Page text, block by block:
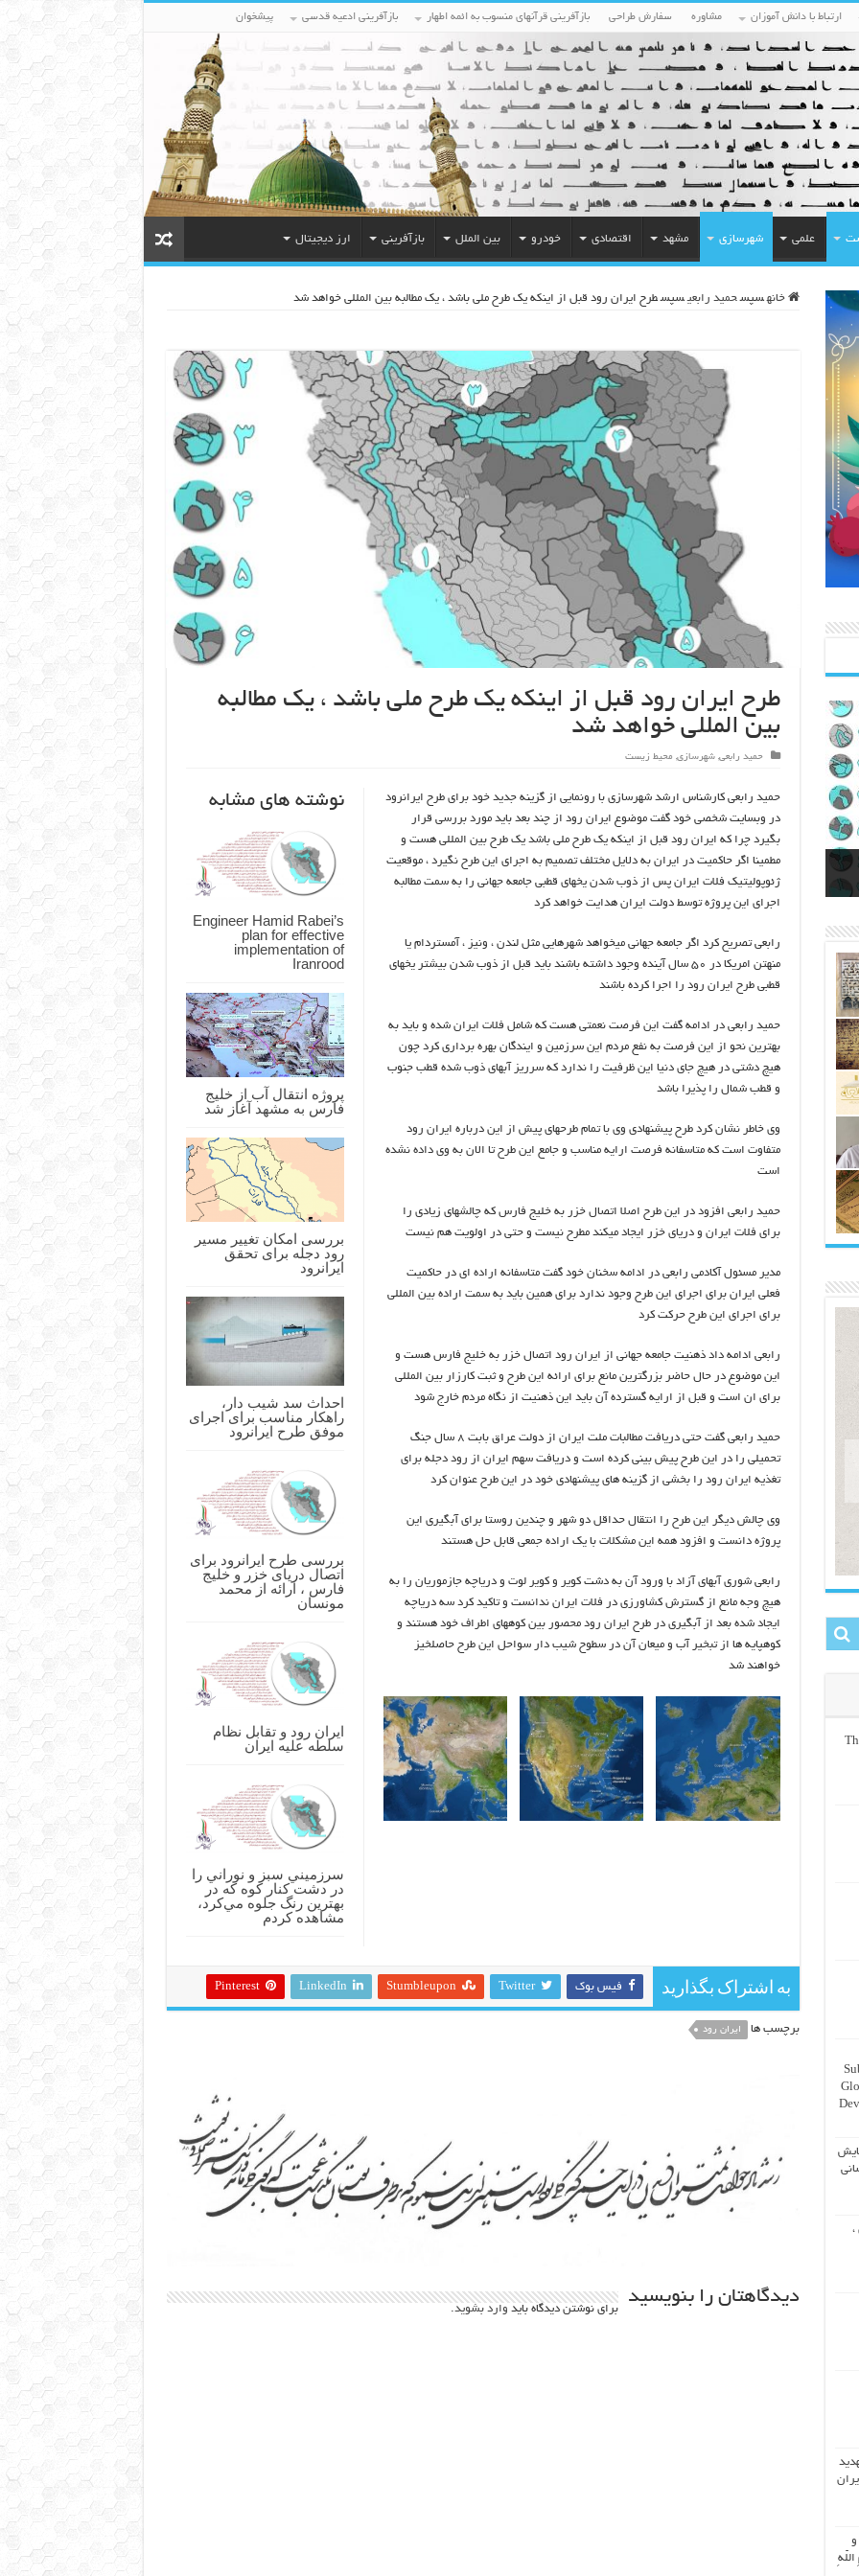
ارتباط با دانش آموزان مشاوره سفارش طراحی بازآفرینی قرآنهای منسوب به ائمه اطهار بازآفرینی ادعیه قدسی پیشخوان
علمی شهرسازی مشهد اقتصادی خودرو بین الملل بازآفرینی ارز دیجیتال
خانه سپس حمید رابعی سپس طرح ایران رود قبل از اینکه یک طرح ملی باشد ، یک مطالبه بین المللی خواهد شد
طرح ایران رود قبل از اینکه یک طرح ملی باشد ، یک مطالبه
بین المللی خواهد شد
حمید رابعی,شهرسازی, محیط زیست
نوشته های مشابه
Engineer Hamid Rabei’s
plan for effective
implementation of
Iranrood
پروژه انتقال آب از خلیج
فارس به مشهد آغاز شد
بررسی امکان تغییر مسیر
رود دجله برای تحقق
ایرانرود
احداث سد شیب دار،
راهکار مناسب برای اجرای
موفق طرح ایرانرود
بررسی طرح ایرانرود برای
اتصال دریای خزر و خلیج
فارس ، ارائه از محمد
مونسان
ایران رود و تقابل نظام
سلطه علیه ایران
سرزميني سبز و نوراني را
در دشت کنار کوه که در
بهترين رنگ جلوه مي‌کرد،
مشاهده کردم
حمید رابعی کارشناس ارشد شهرسازی با رونمایی از گزینه جدید خود برای طرح ایرانرود
در وبسایت شخصی خود گفت موضوع ایران رود از چند بعد باید مورد بررسی قرار
بگیرد چرا که ایران رود قبل از اینکه یک طرح ملی باشد یک طرح بین المللی هست و
مطمینا اگر حاکمیت در ایران به دلایل مختلف تصمیم به اجرای این طرح نگیرد ، موقعیت
ژئوپولیتیک فلات ایران پس از ذوب شدن یخهای قطبی جامعه جهانی را به سمت مطالبه
اجرای این پروژه توسط دولت ایران هدایت خواهد کرد
رابعی تصریح کرد اگر جامعه جهانی میخواهد شهرهایی مثل لندن ، ونیز ، آمستردام یا
منهتن امریکا در ۵۰ سال آینده وجود داشته باشند باید قبل از ذوب شدن بیشتر یخهای
قطبی طرح ایران رود را اجرا کرده باشند
حمید رابعی در ادامه گفت این فرصت نعمتی هست که شامل فلات ایران شده و باید به
بهترین نحو از این فرصت به نفع مردم این سرزمین و ایندگان بهره برداری کرد چون
هیچ دشتی در هیچ جای دنیا این ظرفیت را ندارد که سرریز آبهای ذوب شده قطب جنوب
و قطب شمال را پذیرا باشد
وی خاطر نشان کرد طرح پیشنهادی وی با تمام طرحهای پیش از این درباره ایران رود
متفاوت است که متاسفانه فرصت ارایه مناسب و جامع این طرح تا الان به وی داده نشده
است
حمید رابعی افزود در این طرح اصلا اتصال خزر به خلیج فارس که چالشهای زیادی را
برای فلات ایران و دریای خزر ایجاد میکند مطرح نیست و حتی در اولویت هم نیست
مدیر مسئول آکادمی رابعی در ادامه سخنان خود گفت متاسفانه اراده ای در حاکمیت
فعلی ایران برای اجرای این طرح وجود ندارد برای همین باید به سمت اراده بین المللی
برای اجرای این طرح حرکت کرد
رابعی ادامه داد ذهنیت جامعه جهانی از ایران رود اتصال خزر به خلیج فارس هست و
این موضوع در حال حاضر بزرگترین مانع برای ارائه این طرح و ثبت کارزار بین المللی
برای ان است و قبل از ارایه گسترده آن باید این ذهنیت از نگاه مردم خارج شود
حمید رابعی گفت حتی دریافت مطالبات ملت ایران از دولت عراق بابت ۸ سال جنگ
تحمیلی را در این طرح پیش بینی کرده است و دریافت سهم ایران از رود دجله برای
تغذیه ایران رود را بخشی از گزینه های پیشنهادی خود در این طرح عنوان کرد
وی چالش دیگر این طرح را انتقال حداقل دو شهر و چندین روستا برای آبگیری این
پروژه دانست و افزود همه این مشکلات با یک اراده جمعی قابل حل هستند
رابعی شوری آبهای آزاد با ورود آن به دشت کویر و کویر لوت و دریاچه جازموریان را به
هیچ وجه مانع از گسترش کشاورزی در فلات ایران ندانست و تاکید کرد سه دریاچه
ایجاد شده بعد از آبگیری در طرح ایران رود محصور بین کوههای اطراف خود هستند و
کوهپایه ها از تبخیر آب و میعان آن در سطوح شیب دار سواحل این طرح حاصلخیز
خواهند شد
به اشتراک بگذارید فیس بوک Twitter
Stumbleupon
LinkedIn
Pinterest
برچسب ها ایران رود
دیدگاهتان را بنویسید
برای نوشتن دیدگاه باید وارد بشوید.
مالکان اراضی شاهنامه ۳۵